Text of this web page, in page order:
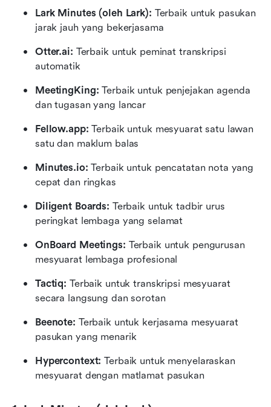
Lark Minutes (oleh Lark): Terbaik untuk pasukan
jarak jauh yang bekerjasama
Otter.ai: Terbaik untuk peminat transkripsi
automatik
MeetingKing: Terbaik untuk penjejakan agenda
dan tugasan yang lancar
Fellow.app: Terbaik untuk mesyuarat satu lawan
satu dan maklum balas
Minutes.io: Terbaik untuk pencatatan nota yang
cepat dan ringkas
Diligent Boards: Terbaik untuk tadbir urus
peringkat lembaga yang selamat
OnBoard Meetings: Terbaik untuk pengurusan
mesyuarat lembaga profesional
Tactiq: Terbaik untuk transkripsi mesyuarat
secara langsung dan sorotan
Beenote: Terbaik untuk kerjasama mesyuarat
pasukan yang menarik
Hypercontext: Terbaik untuk menyelaraskan
mesyuarat dengan matlamat pasukan